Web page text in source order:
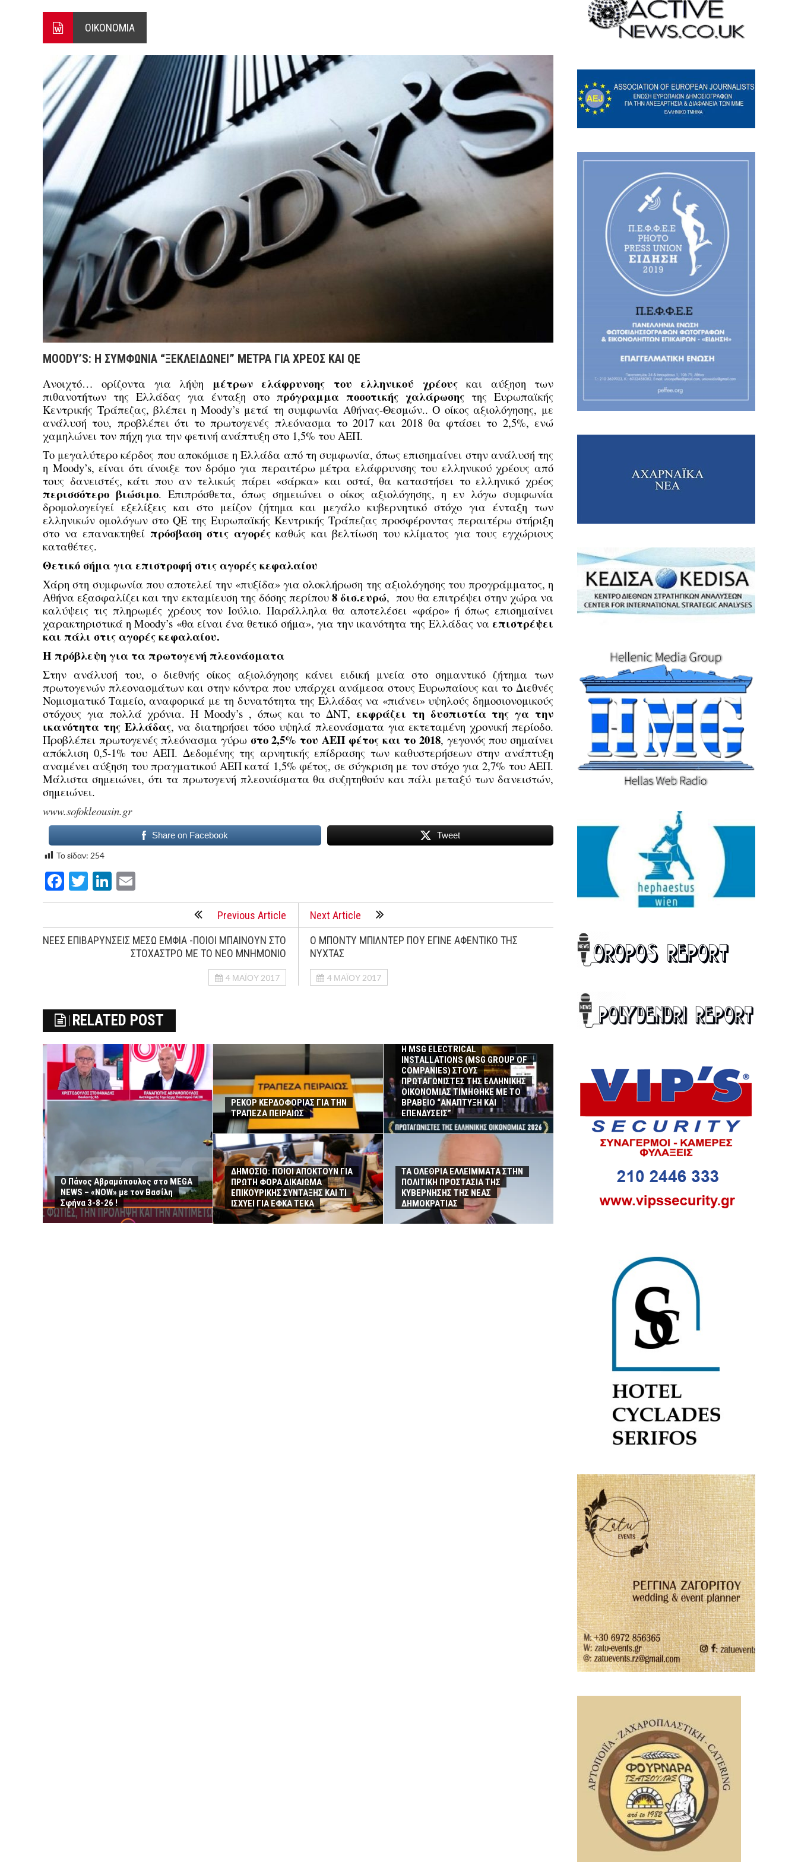
Ο Πάνος Αβραμόπουλος στο MEGA NEWS – «NOW» με τον Βασίλη Σφήνα 3-8-26 !
ΟΙΚΟΝΟΜΙΑ
MOODY’S: Η ΣΥΜΦΩΝΙΑ “ΞΕΚΛΕΙΔΩΝΕΙ” ΜΕΤΡΑ ΓΙΑ ΧΡΕΟΣ ΚΑΙ QE
Ανοιχτό… ορίζοντα για λήψη μέτρων ελάφρυνσης του ελληνικού χρέουςκαι αύξηση των
πιθανοτήτων της Ελλάδας για ένταξη στο πρόγραμμα ποσοτικής χαλάρωσης της Ευρωπαϊκής
Κεντρικής Τράπεζας, βλέπει η Moody’s μετά τη συμφωνία Αθήνας-Θεσμών.. Ο οίκος αξιολόγησης, με
ανάλυσή του, προβλέπει ότι το πρωτογενές πλεόνασμα το 2017 και 2018 θα φτάσει το 2,5%, ενώ
χαμηλώνει τον πήχη για την φετινή ανάπτυξη στο 1,5% του ΑΕΠ.
Το μεγαλύτερο κέρδος που αποκόμισε η Ελλάδα από τη συμφωνία, όπως επισημαίνει στην ανάλυσή της
η Moody’s, είναι ότι άνοιξε τον δρόμο για περαιτέρω μέτρα ελάφρυνσης του ελληνικού χρέους από
τους δανειστές, κάτι που αν τελικώς πάρει «σάρκα» και οστά, θα καταστήσει το ελληνικό χρέος
περισσότερο βιώσιμο. Επιπρόσθετα, όπως σημειώνει ο οίκος αξιολόγησης, η εν λόγω συμφωνία
δρομολογείγεί εξελίξεις και στο μείζον ζήτημα και μεγάλο κυβερνητικό στόχο για ένταξη των
ελληνικών ομολόγων στο QE της Ευρωπαϊκής Κεντρικής Τράπεζας προσφέροντας περαιτέρω στήριξη
στο να επανακτηθεί πρόσβαση στις αγορέςκαθώς και βελτίωση του κλίματος για τους εγχώριους
καταθέτες.
Θετικό σήμα για επιστροφή στις αγορές κεφαλαίου
Χάρη στη συμφωνία που αποτελεί την «πυξίδα» για ολοκλήρωση της αξιολόγησης του προγράμματος, η
Αθήνα εξασφαλίζει και την εκταμίευση της δόσης περίπου 8 δισ.ευρώ, που θα επιτρέψει στην χώρα να
καλύψεις τις πληρωμές χρέους τον Ιούλιο. Παράλληλα θα αποτελέσει «φάρο» ή όπως επισημαίνει
χαρακτηριστικά η Moody’s «θα είναι ένα θετικό σήμα», για την ικανότητα της Ελλάδας να επιστρέψει
και πάλι στις αγορές κεφαλαίου.
Η πρόβλεψη για τα πρωτογενή πλεονάσματα
Στην ανάλυσή του, ο διεθνής οίκος αξιολόγησης κάνει ειδική μνεία στο σημαντικό ζήτημα των
πρωτογενών πλεονασμάτων και στην κόντρα που υπάρχει ανάμεσα στους Ευρωπαίους και το Διεθνές
Νομισματικό Ταμείο, αναφορικά με τη δυνατότητα της Ελλάδας να «πιάνει» υψηλούς δημοσιονομικούς
στόχους για πολλά χρόνια. Η Moody’s , όπως και το ΔΝΤ, εκφράζει τη δυσπιστία της γα την
ικανότητα της Ελλάδας, να διατηρήσει τόσο υψηλά πλεονάσματα για εκτεταμένη χρονική περίοδο.
Προβλέπει πρωτογενές πλεόνασμα γύρω στο 2,5% του ΑΕΠ φέτος και το 2018, γεγονός που σημαίνει
απόκλιση 0,5-1% του ΑΕΠ. Δεδομένης της αρνητικής επίδρασης των καθυστερήσεων στην ανάπτυξη
αναμένει αύξηση του πραγματικού ΑΕΠ κατά 1,5% φέτος, σε σύγκριση με τον στόχο για 2,7% του ΑΕΠ.
Μάλιστα σημειώνει, ότι τα πρωτογενή πλεονάσματα θα συζητηθούν και πάλι μεταξύ των δανειστών,
σημειώνει.
www.sofokleousin.gr
Share on Facebook
Tweet
Το είδαν: 254
Facebook
TwitterLinkedIn
Previous Article
ΝΕΕΣ ΕΠΙΒΑΡΥΝΣΕΙΣ ΜΕΣΩ ΕΜΦΙΑ -ΠΟΙΟΙ ΜΠΑΙΝΟΥΝ ΣΤΟ
ΣΤΟΧΑΣΤΡΟ ΜΕ ΤΟ ΝΕΟ ΜΝΗΜΟΝΙΟ
4 ΜΑΪ́ΟΥ 2017
Next Article
O ΜΠΟΝΤΥ ΜΠΙΛΝΤΕΡ ΠΟΥ ΕΓΙΝΕ ΑΦΕΝΤΙΚΟ ΤΗΣ
ΝΥΧΤΑΣ
4 ΜΑΪ́ΟΥ 2017
RELATED POST
Ο Πάνος Αβραμόπουλος στο MEGA
NEWS – «NOW» με τον Βασίλη
Σφήνα 3-8-26 !
ΡΕΚΟΡ ΚΕΡΔΟΦΟΡΙΑΣ ΓΙΑ ΤΗΝ
ΤΡΑΠΕΖΑ ΠΕΙΡΑΙΩΣ
Η MSG ELECTRICAL
INSTALLATIONS (MSG GROUP ΟF
COMPANIES) ΣΤΟΥΣ
ΠΡΩΤΑΓΩΝΙΣΤΕΣ ΤΗΣ ΕΛΛΗΝΙΚΗΣ
ΟΙΚΟΝΟΜΙΑΣ ΤΙΜΗΘΗΚΕ ΜΕ ΤΟ
ΒΡΑΒΕΙΟ “ΑΝΑΠΤΥΞΗ ΚΑΙ
ΕΠΕΝΔΥΣΕΙΣ”
ΔΗΜΟΣΙΟ: ΠΟΙΟΙ ΑΠΟΚΤΟΥΝ ΓΙΑ
ΠΡΩΤΗ ΦΟΡΑ ΔΙΚΑΙΩΜΑ
ΕΠΙΚΟΥΡΙΚΗΣ ΣΥΝΤΑΞΗΣ ΚΑΙ ΤΙ
ΙΣΧΥΕΙ ΓΙΑ ΕΦΚΑ ΤΕΚΑ
ΤΑ ΟΛΕΘΡΙΑ ΕΛΛΕΙΜΜΑΤΑ ΣΤΗΝ
ΠΟΛΙΤΙΚΗ ΠΡΟΣΤΑΣΙΑ ΤΗΣ
ΚΥΒΕΡΝΗΣΗΣ ΤΗΣ ΝΕΑΣ
ΔΗΜΟΚΡΑΤΙΑΣ